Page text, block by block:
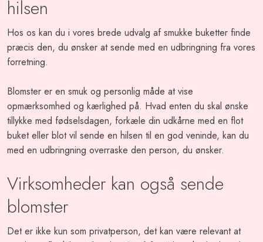
hilsen
Hos os kan du i vores brede udvalg af smukke buketter finde
præcis den, du ønsker at sende med en udbringning fra vores
forretning.
Blomster er en smuk og personlig måde at vise
opmærksomhed og kærlighed på. Hvad enten du skal ønske
tillykke med fødselsdagen, forkæle din udkårne med en flot
buket eller blot vil sende en hilsen til en god veninde, kan du
med en udbringning overraske den person, du ønsker.
Virksomheder kan også sende
blomster
Det er ikke kun som privatperson, det kan være relevant at